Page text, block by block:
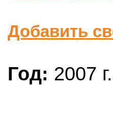
Добавить
Год: 2007 г.